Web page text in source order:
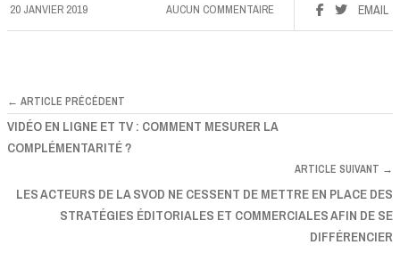
20 JANVIER 2019 EMAIL
AUCUN COMMENTAIRE
← ARTICLE PRÉCÉDENT
VIDÉO EN LIGNE ET TV : COMMENT MESURER LA
COMPLÉMENTARITÉ ?
ARTICLE SUIVANT →
LES ACTEURS DE LA SVOD NE CESSENT DE METTRE EN PLACE DES
STRATÉGIES ÉDITORIALES ET COMMERCIALES AFIN DE SE
DIFFÉRENCIER